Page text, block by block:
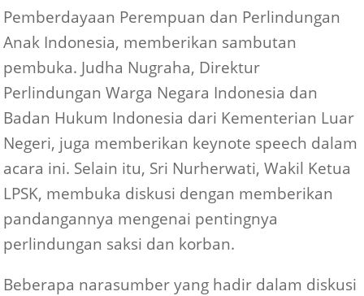
Pemberdayaan Perempuan dan Perlindungan
Anak Indonesia, memberikan sambutan
pembuka. Judha Nugraha, Direktur
Perlindungan Warga Negara Indonesia dan
Badan Hukum Indonesia dari Kementerian Luar
Negeri, juga memberikan keynote speech dalam
acara ini. Selain itu, Sri Nurherwati, Wakil Ketua
LPSK, membuka diskusi dengan memberikan
pandangannya mengenai pentingnya
perlindungan saksi dan korban.
Beberapa narasumber yang hadir dalam diskusi